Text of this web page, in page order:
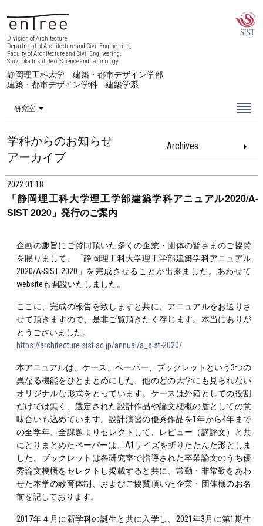
Division of Architecture,
Department of Architecture and Civil Engineering,
Faculty of Architecture and Civil Engineering,
Shizuoka Institute of Science and Technology
静岡理工科大学 建築・都市デザイン学部
建築・都市デザイン学科 建築学系
研究室
学科からのお知らせ
アーカイブ
Archives
2022.01.18
「静岡理工科大学理工学部建築学科アニュアル2020/A-
SIST 2020」発行のご案内
企画の趣旨にご賛同頂いた多くの企業・団体の皆さまのご協賛
を賜りまして、「静岡理工科大学理工学部建築学科アニュアル
2020/A-SIST 2020」を完成させることが出来ました。あわせて
websiteも開設いたしました。
ここに、完成の報告を致しますと共に、アニュアルをお送りさ
せて頂きますので、是非ご覧頂きたく存じます。本当にありが
とうございました。
https://architecture.sist.ac.jp/annual/a_sist-2020/
本アニュアルは、ケース、ペーパー、ブックレットという3つの
異なる機能をひとまとめにした、他のどの大学にも見られない
オリジナルな形式をとっています。ケースは外箱としての役割
だけでは無く、選定された設計作品や論文梗概の盾としての意
味合いも込めています。設計演習の優秀作品を1年から4年まで
の全学年、全課題よりセレクトして、レビュー（講評文）と共
にとりまとめたペーパーは、A1サイズを折りたたんだ形としま
した。ブックレットは各研究室で指導された卒業論文のうち優
秀論文梗概をセレクトし掲載すると共に、常勤・非常勤をあわ
せた本学の教育体制、およびご協賛頂いた企業・団体様のお名
前を記しております。
2017年４月に新学科の誕生と共に入学し、2021年3月に第1期生